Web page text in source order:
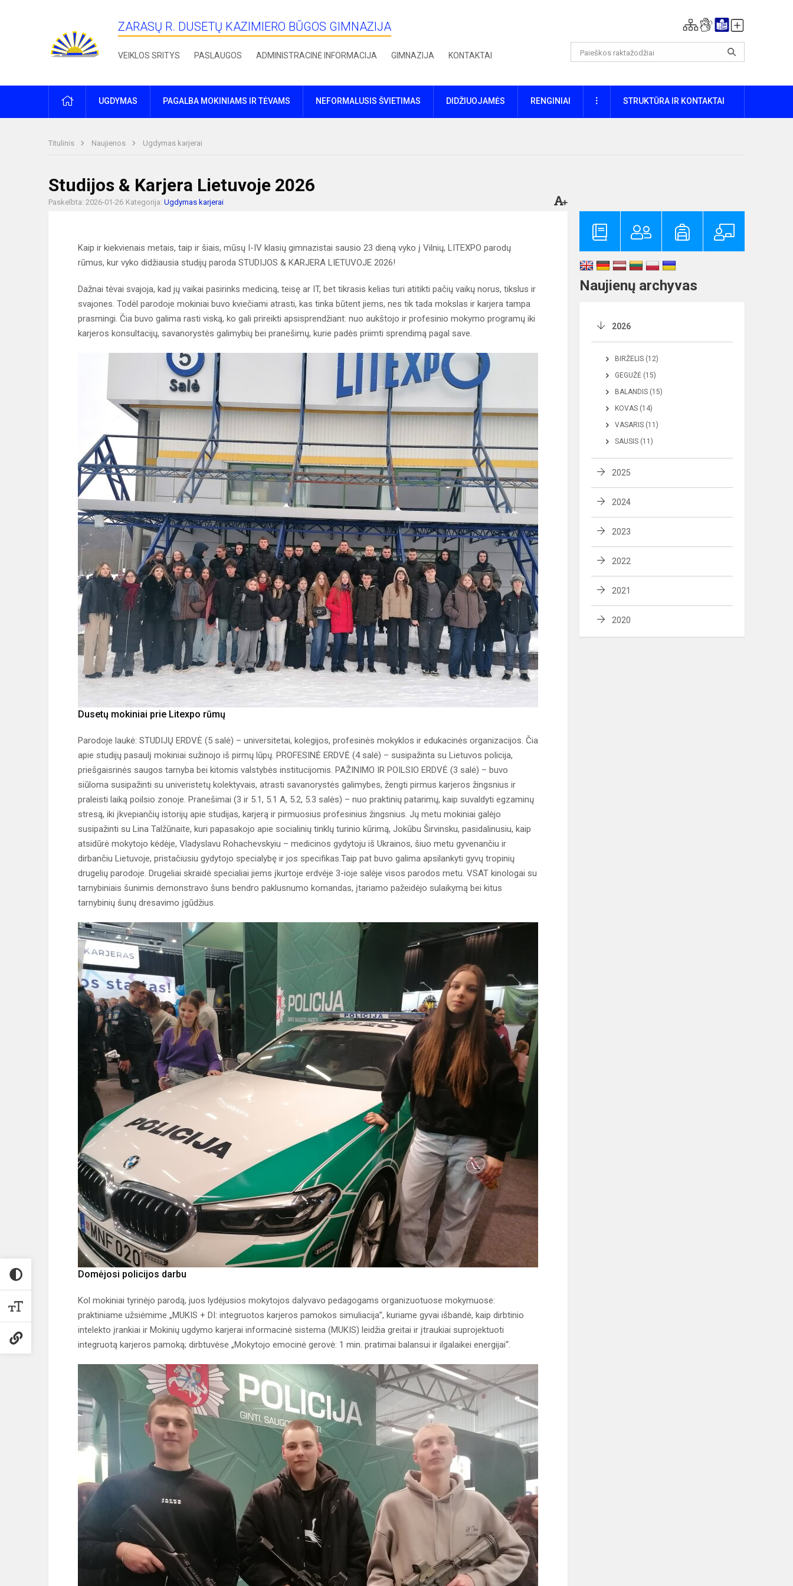
ZARASŲ R. DUSETŲ KAZIMIERO BŪGOS GIMNAZIJA
VEIKLOS SRITYS PASLAUGOS ADMINISTRACINĖ INFORMACIJA GIMNAZIJA KONTAKTAI
PRADŽIAUGDYMAS PAGALBA MOKINIAMS IR TĖVAMS NEFORMALUSIS ŠVIETIMAS DIDŽIUOJAMĖS RENGINIAI DAUGIAUSTRUKTŪRA IR KONTAKTAI
Titulinis Naujienos Ugdymas karjerai
Studijos & Karjera Lietuvoje 2026
Paskelbta: 2026-01-26 Kategorija: Ugdymas karjerai
Kaip ir kiekvienais metais, taip ir šiais, mūsų I-IV klasių gimnazistai sausio 23 dieną vyko į Vilnių, LITEXPO parodų
rūmus, kur vyko didžiausia studijų paroda STUDIJOS & KARJERA LIETUVOJE 2026!
Dažnai tėvai svajoja, kad jų vaikai pasirinks mediciną, teisę ar IT, bet tikrasis kelias turi atitikti pačių vaikų norus, tikslus ir
svajones. Todėl parodoje mokiniai buvo kviečiami atrasti, kas tinka būtent jiems, nes tik tada mokslas ir karjera tampa
prasmingi. Čia buvo galima rasti viską, ko gali prireikti apsisprendžiant: nuo aukštojo ir profesinio mokymo programų iki
karjeros konsultacijų, savanorystės galimybių bei pranešimų, kurie padės priimti sprendimą pagal save.
Dusetų mokiniai prie Litexpo rūmų
Parodoje laukė: STUDIJŲ ERDVĖ (5 salė) – universitetai, kolegijos, profesinės mokyklos ir edukacinės organizacijos. Čia
apie studijų pasaulį mokiniai sužinojo iš pirmų lūpų. PROFESINĖ ERDVĖ (4 salė) – susipažinta su Lietuvos policija,
priešgaisrinės saugos tarnyba bei kitomis valstybės institucijomis. PAŽINIMO IR POILSIO ERDVĖ (3 salė) – buvo
siūloma susipažinti su univeristetų kolektyvais, atrasti savanorystės galimybes, žengti pirmus karjeros žingsnius ir
praleisti laiką poilsio zonoje. Pranešimai (3 ir 5.1, 5.1 A, 5.2, 5.3 salės) – nuo praktinių patarimų, kaip suvaldyti egzaminų
stresą, iki įkvepiančių istorijų apie studijas, karjerą ir pirmuosius profesinius žingsnius. Jų metu mokiniai galėjo
susipažinti su Lina Talžūnaite, kuri papasakojo apie socialinių tinklų turinio kūrimą, Jokūbu Širvinsku, pasidalinusiu, kaip
atsidūrė mokytojo kėdėje, Vladyslavu Rohachevskyiu – medicinos gydytoju iš Ukrainos, šiuo metu gyvenančiu ir
dirbančiu Lietuvoje, pristačiusiu gydytojo specialybę ir jos specifikas.Taip pat buvo galima apsilankyti gyvų tropinių
drugelių parodoje. Drugeliai skraidė specialiai jiems įkurtoje erdvėje 3-ioje salėje visos parodos metu. VSAT kinologai su
tarnybiniais šunimis demonstravo šuns bendro paklusnumo komandas, įtariamo pažeidėjo sulaikymą bei kitus
tarnybinių šunų dresavimo įgūdžius.
Domėjosi policijos darbu
Kol mokiniai tyrinėjo parodą, juos lydėjusios mokytojos dalyvavo pedagogams organizuotuose mokymuose:
praktiniame užsiėmime „MUKIS + DI: integruotos karjeros pamokos simuliacija”, kuriame gyvai išbandė, kaip dirbtinio
intelekto įrankiai ir Mokinių ugdymo karjerai informacinė sistema (MUKIS) leidžia greitai ir įtraukiai suprojektuoti
integruotą karjeros pamoką; dirbtuvėse „Mokytojo emocinė gerovė: 1 min. pratimai balansui ir ilgalaikei energijai“.
Naujienų archyvas
2026
BIRŽELIS (12)
GEGUŽĖ (15)
BALANDIS (15)
KOVAS (14)
VASARIS (11)
SAUSIS (11)
2025
2024
2023
2022
2021
2020